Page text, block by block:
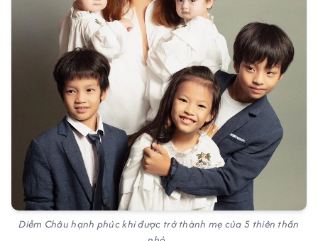
Diễm Châu hạnh phúc khi được trở thành mẹ của 5 thiên thần